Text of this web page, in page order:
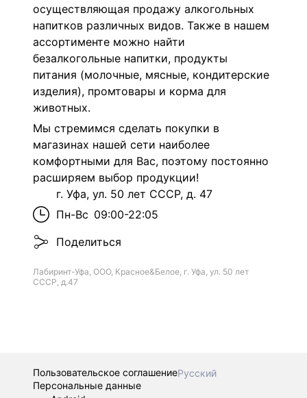
осуществляющая продажу алкогольных
напитков различных видов. Также в нашем
ассортименте можно найти
безалкогольные напитки, продукты
питания (молочные, мясные, кондитерские
изделия), промтовары и корма для
животных.
Мы стремимся сделать покупки в
магазинах нашей сети наиболее
комфортными для Вас, поэтому постоянно
расширяем выбор продукции!
г. Уфа, ул. 50 лет СССР, д. 47
Пн-Вс 09:00-22:05
Поделиться
Лабиринт-Уфа, ООО, Красное&Белое, г. Уфа, ул. 50 лет
СССР, д.47
Пользовательское соглашениеРусский
Персональные данные